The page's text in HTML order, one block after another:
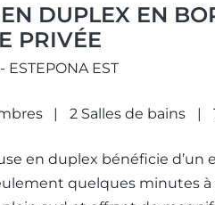
DUPLEX EN
PRIVÉE
ESTEPONA EST
2 Salles de bains
en duplex bénéficie d’un
quelques minutes